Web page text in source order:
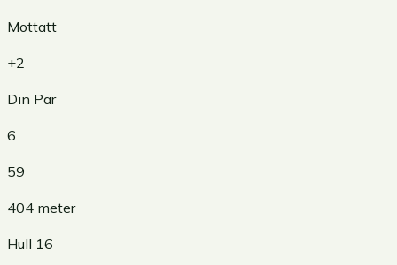
Mottatt
+2
Din Par
6
59
404 meter
Hull 16